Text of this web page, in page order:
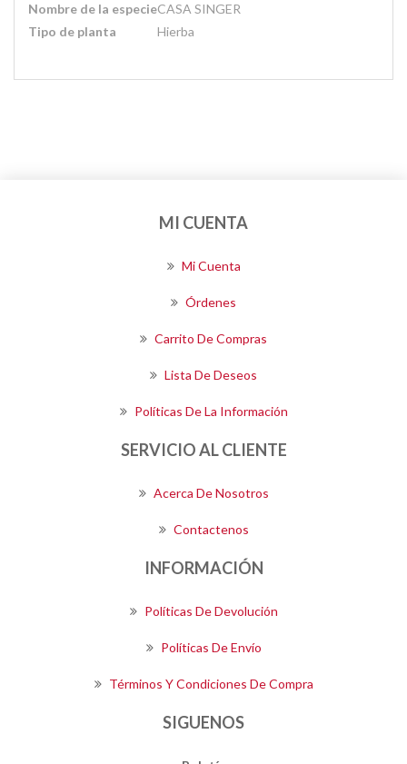
Nombre de la especieCASA SINGER
Tipo de planta
Hierba
MI CUENTA
Mi Cuenta
Órdenes
Carrito De Compras
Lista De Deseos
Políticas De La Información
SERVICIO AL CLIENTE
Acerca De Nosotros
Contactenos
INFORMACIÓN
Políticas De Devolución
Políticas De Envío
Términos Y Condiciones De Compra
SIGUENOS